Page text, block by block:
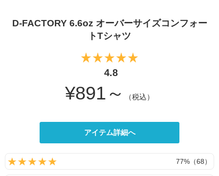
D-FACTORY 6.6oz オーバーサイズコンフォー
トTシャツ
4.8
¥891～ （税込）
アイテム詳細へ
77%（68）